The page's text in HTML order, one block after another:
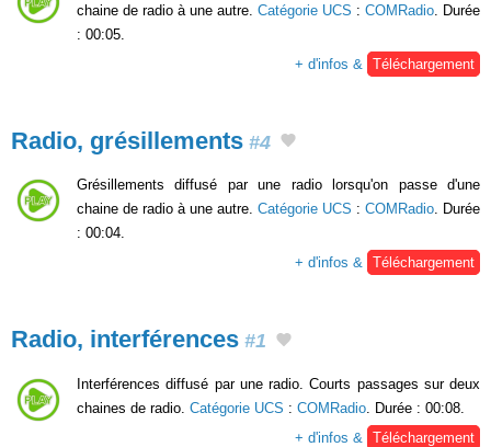
chaine de radio à une autre. Catégorie UCS : COMRadio . Durée
: 00:05.
+ d'infos &
Téléchargement
Radio, grésillements #4
Grésillements diffusé par une radio lorsqu'on passe d'une
chaine de radio à une autre. Catégorie UCS : COMRadio. Durée
: 00:04.
+ d'infos & Téléchargement
Radio, interférences #1
Interférences diffusé par une radio. Courts passages sur deux
chaines de radio. Catégorie UCS : COMRadio . Durée : 00:08.
+ d'infos &
Téléchargement